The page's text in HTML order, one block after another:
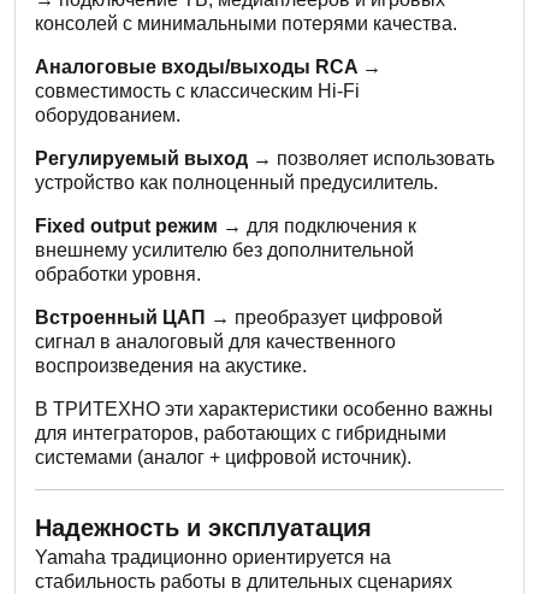
консолей с минимальными потерями качества.
Аналоговые входы/выходы RCA →
совместимость с классическим Hi-Fi
оборудованием.
Регулируемый выход → позволяет использовать
устройство как полноценный предусилитель.
Fixed output режим → для подключения к
внешнему усилителю без дополнительной
обработки уровня.
Встроенный ЦАП → преобразует цифровой
сигнал в аналоговый для качественного
воспроизведения на акустике.
В ТРИТЕХНО эти характеристики особенно важны
для интеграторов, работающих с гибридными
системами (аналог + цифровой источник).
Надежность и эксплуатация
Yamaha традиционно ориентируется на
стабильность работы в длительных сценариях